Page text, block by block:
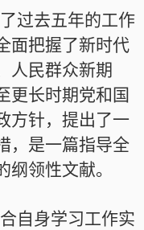
过去五年的工作
面把握了新时代
人民群众新期
更长时期党和国
方针，提出了一
，是一篇指导全
领性文献。
自身学习工作实